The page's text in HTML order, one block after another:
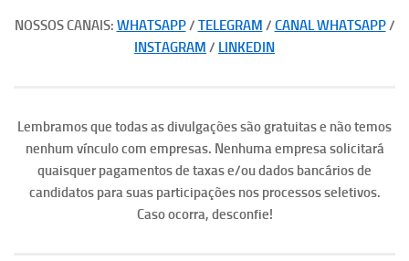
NOSSOS CANAIS: WHATSAPP/ TELEGRAM / CANAL WHATSAPP/
INSTAGRAM / LINKEDIN
Lembramos que todas as divulgações são gratuitas e não temos
nenhum vínculo com empresas. Nenhuma empresa solicitará
quaisquer pagamentos de taxas e/ou dados bancários de
candidatos para suas participações nos processos seletivos.
Caso ocorra, desconfie!